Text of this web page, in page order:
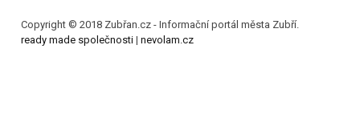
Copyright © 2018 Zubřan.cz - Informační portál města Zubří.
ready made společnosti | nevolam.cz